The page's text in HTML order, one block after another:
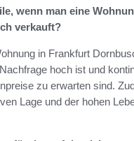
wenn man eine
verkauft?
in Frankfurt
hoch ist und
zu erwarten sind.
Lage und der hohen